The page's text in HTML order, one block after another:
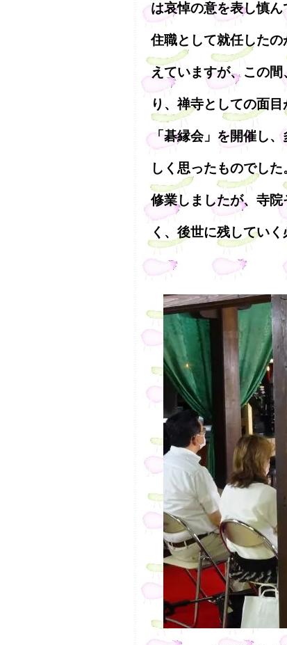
は哀悼の意を表し慎
住職として就任した
えていますが、この
り、禅寺としての面
「碁縁会」を開催し
しく思ったものでし
修業しましたが、寺
く、後世に残してい